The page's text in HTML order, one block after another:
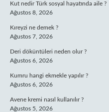
Kut nedir Türk sosyal hayatında aile ?
Ağustos 8, 2026
Kıreyzi ne demek ?
Ağustos 7, 2026
Deri döküntüleri neden olur ?
Ağustos 6, 2026
Kumru hangi ekmekle yapılır ?
Ağustos 6, 2026
Avene kremi nasıl kullanılır ?
Ağustos 5, 2026